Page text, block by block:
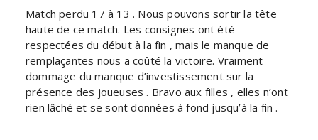
Match perdu 17 à 13 . Nous pouvons sortir la tête
haute de ce match. Les consignes ont été
respectées du début à la fin , mais le manque de
remplaçantes nous a coûté la victoire. Vraiment
dommage du manque d’investissement sur la
présence des joueuses . Bravo aux filles , elles n’ont
rien lâché et se sont données à fond jusqu’à la fin .